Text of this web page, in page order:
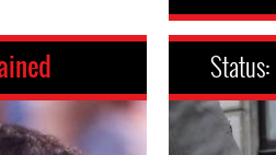
Status: